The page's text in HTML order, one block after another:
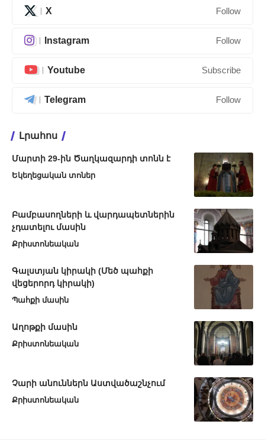
X Follow
Instagram Follow
Youtube Subscribe
Telegram Follow
Լրահոս
Մարտի 29-ին Ծաղկազարդի տոնն է
Եկեղեցական տոներ
Բամբասողների և վարդապետներին
չդատելու մասին
Քրիստոնեական
Գալստյան կիրակի (Մեծ պահքի
վեցերորդ կիրակի)
Պահքի մասին
Աղոթքի մասին
Քրիստոնեական
Չարի անուններն Աստվածաշնչում
Քրիստոնեական